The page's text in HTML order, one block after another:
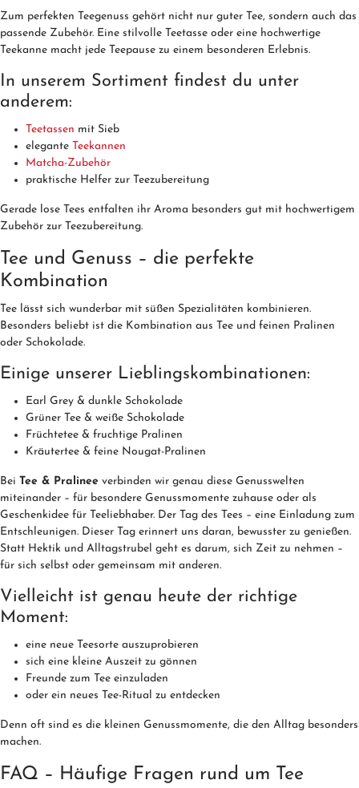
Zum perfekten Teegenuss gehört nicht nur guter Tee, sondern auch das
passende Zubehör. Eine stilvolle Teetasse oder eine hochwertige
Teekanne macht jede Teepause zu einem besonderen Erlebnis.
In unserem Sortiment findest du unter
anderem:
Teetassen mit Sieb
elegante Teekannen
Matcha-Zubehör
praktische Helfer zur Teezubereitung
Gerade lose Tees entfalten ihr Aroma besonders gut mit hochwertigem
Zubehör zur Teezubereitung.
Tee und Genuss – die perfekte
Kombination
Tee lässt sich wunderbar mit süßen Spezialitäten kombinieren.
Besonders beliebt ist die Kombination aus Tee und feinen Pralinen
oder Schokolade.
Einige unserer Lieblingskombinationen:
Earl Grey & dunkle Schokolade
Grüner Tee & weiße Schokolade
Früchtetee & fruchtige Pralinen
Kräutertee & feine Nougat-Pralinen
Bei Tee & Pralinee verbinden wir genau diese Genusswelten
miteinander – für besondere Genussmomente zuhause oder als
Geschenkidee für Teeliebhaber. Der Tag des Tees – eine Einladung zum
Entschleunigen. Dieser Tag erinnert uns daran, bewusster zu genießen.
Statt Hektik und Alltagstrubel geht es darum, sich Zeit zu nehmen –
für sich selbst oder gemeinsam mit anderen.
Vielleicht ist genau heute der richtige
Moment:
eine neue Teesorte auszuprobieren
sich eine kleine Auszeit zu gönnen
Freunde zum Tee einzuladen
oder ein neues Tee-Ritual zu entdecken
Denn oft sind es die kleinen Genussmomente, die den Alltag besonders
machen.
FAQ – Häufige Fragen rund um Tee